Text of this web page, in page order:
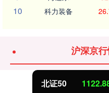
10 科力装备
沪深京
北证50